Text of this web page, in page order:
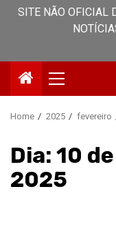
SITE NÃO OFICIAL
Primary
Menu
Home 2025 fevereiro
Dia: 10
2025